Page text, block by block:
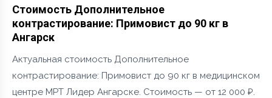
Стоимость Дополнительное
контрастирование: Примовист до 90 кг в
Ангарск
Актуальная стоимость Дополнительное
контрастирование: Примовист до 90 кг в медицинском
центре МРТ Лидер Ангарске. Стоимость — от 12 000 ₽.